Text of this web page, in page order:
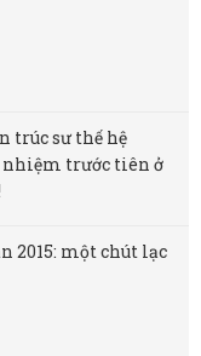
trúc sư thế hệ
nhiệm trước tiên ở
2015: một chút lạc